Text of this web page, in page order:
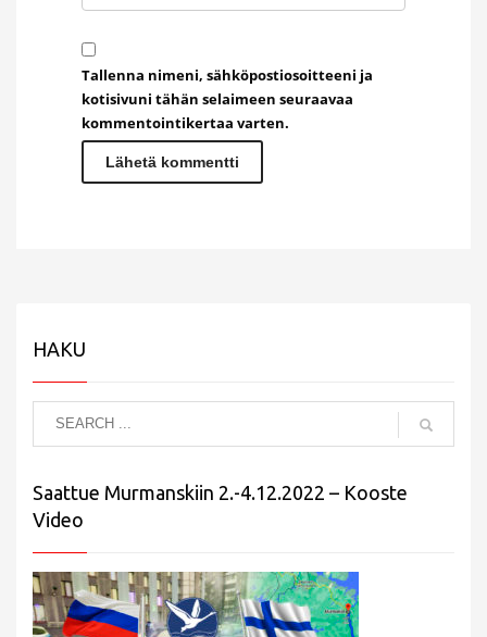
Tallenna nimeni, sähköpostiosoitteeni ja
kotisivuni tähän selaimeen seuraavaa
kommentointikertaa varten.
HAKU
Saattue Murmanskiin 2.-4.12.2022 – Kooste
Video